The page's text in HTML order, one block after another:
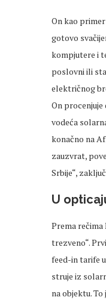
On kao
gotovo
kompjutere i
poslovni ili
električnog
On procenjuje
vodeća
konačno na
zauzvrat,
Srbije“,
U
Prema
trezveno“.
feed-in tarife
struje iz
na objektu.